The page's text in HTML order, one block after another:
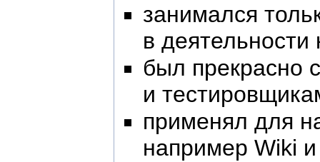
занимался
в деятельности
был прекрасно
и
применял для
например Wiki